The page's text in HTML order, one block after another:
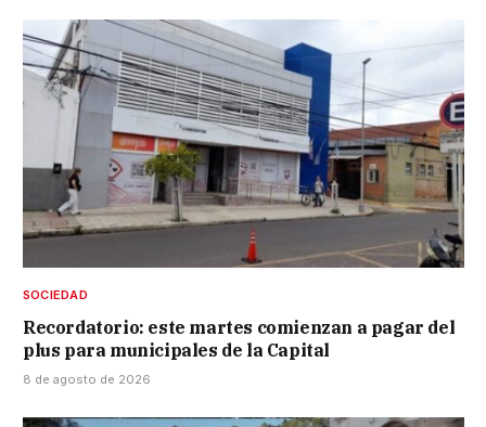
SOCIEDAD
Recordatorio: este martes comienzan a pagar del
plus para municipales de la Capital
8 de agosto de 2026